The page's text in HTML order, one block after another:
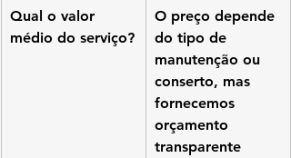
Qual o valor
médio do serviço?
O preço depende
do tipo de
manutenção ou
conserto, mas
fornecemos
orçamento
transparente